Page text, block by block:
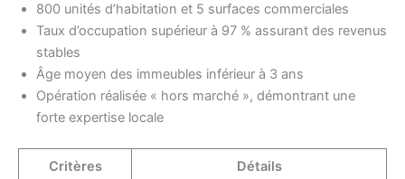
800 unités d’habitation et 5 surfaces commerciales
Taux d’occupation supérieur à 97 % assurant des revenus
stables
Âge moyen des immeubles inférieur à 3 ans
Opération réalisée « hors marché », démontrant une
forte expertise locale
Critères Détails